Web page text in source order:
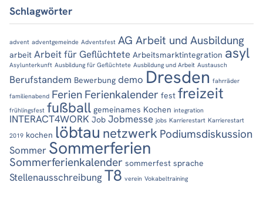
Schlagwörter
advent adventgemeinde Adventsfest AG Arbeit und Ausbildung
arbeit Arbeit für Geflüchtete Arbeitsmarktintegration asyl
Asylunterkunft Ausbildung für Geflüchtete Ausbildung und Arbeit Austausch
Berufstandem Bewerbung demo Dresden fahrräder
familienabend Ferien Ferienkalender fest freizeit
frühlingsfest fußball gemeinames Kochen integration
INTERACT4WORK Job Jobmesse jobs Karrierestart Karrierestart
2019 kochen löbtau netzwerk Podiumsdiskussion
Sommer Sommerferien
Sommerferienkalender sommerfest sprache
Stellenausschreibung T8 verein Vokabeltraining